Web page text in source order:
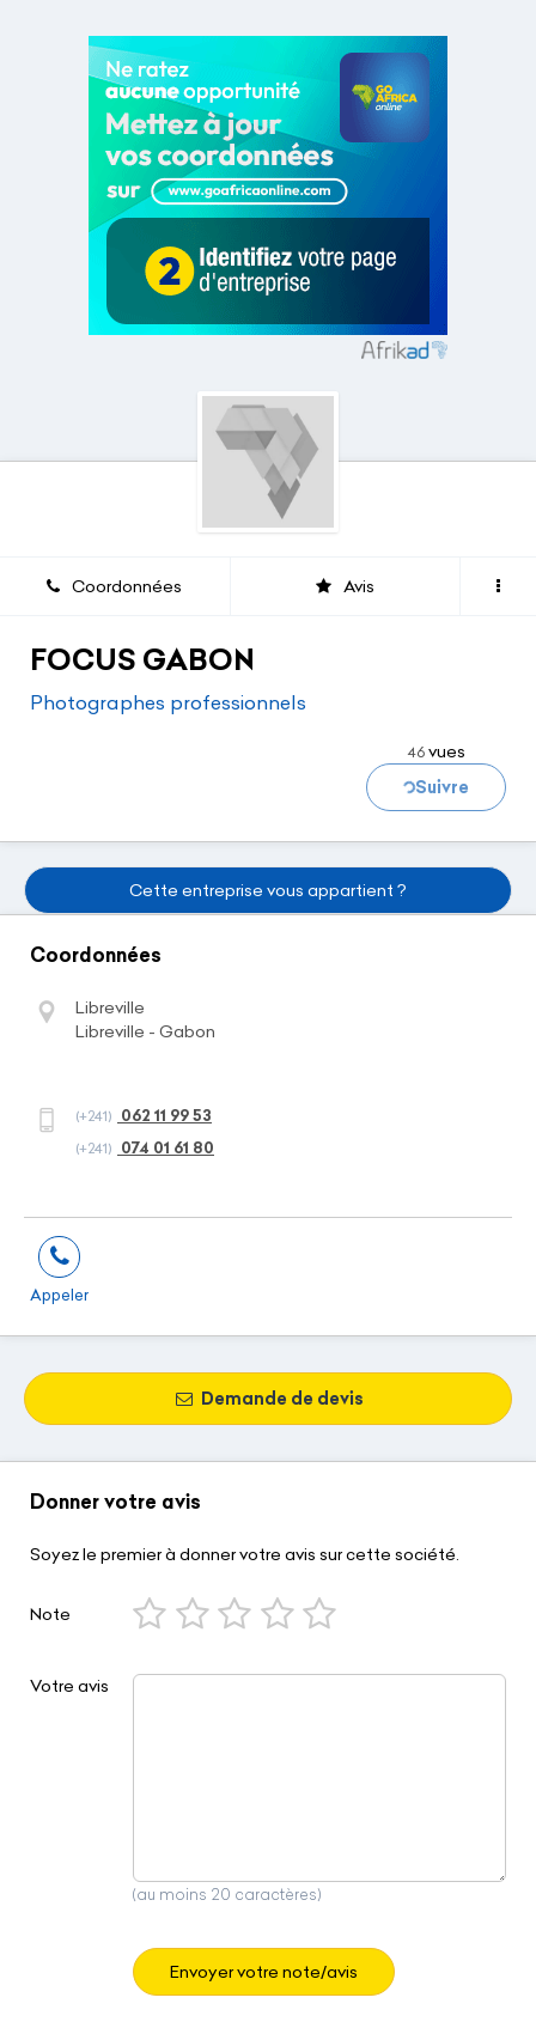
Coordonnées Avis
FOCUS GABON
Photographes professionnels
46vues
Chargement...
Suivre
Cette entreprise vous appartient ?
Coordonnées
Libreville
Libreville - Gabon
(+241) 062 11 99 53
(+241) 074 01 61 80
Appeler
Demande de devis
Donner votre avis
Soyez le premier à donner votre avis sur cette société.
Note
Votre avis
(au moins 20 caractères)
Envoyer votre note/avis